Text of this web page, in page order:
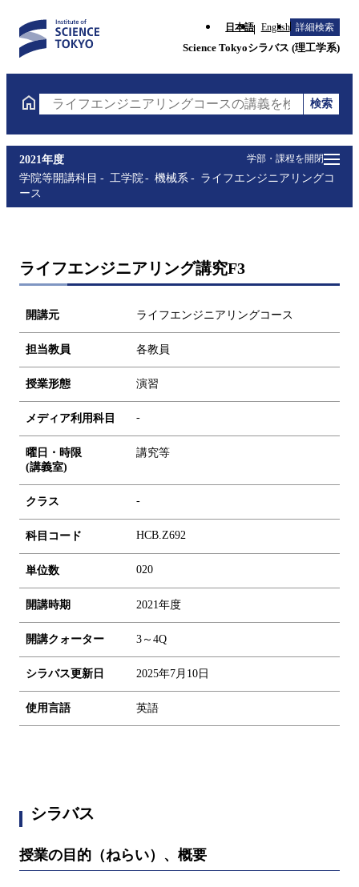
日本語 English 詳細検索
Science Tokyoシラバス (理工学系)
ライフエンジニアリングコースの講義を検索（講義
検索
学部・課程を開閉
2021年度
学院等開講科目
工学院 機械系
ライフエンジニアリングコ
ース
ライフエンジニアリング講究F3
開講元 ライフエンジニアリングコース
担当教員 各教員
授業形態 演習
メディア利用科目 -
曜日・時限
(講義室)
講究等
クラス -
科目コード HCB.Z692
単位数 020
開講時期 2021年度
開講クォーター 3～4Q
シラバス更新日 2025年7月10日
使用言語 英語
シラバス
授業の目的（ねらい）、概要